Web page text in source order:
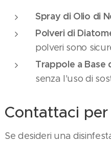
Spray di Olio di
Polveri di
polveri sono
Trappole a Base
senza l'uso di
Contattaci
Se desideri una